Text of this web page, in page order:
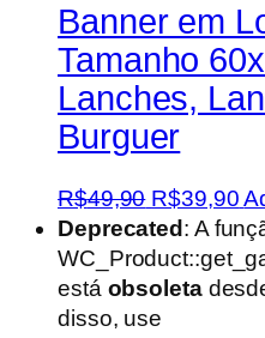
Banner em
Tamanho
Lanches,
Burguer
R$49,90 O
preço
original
era:
R$49,90.
R$39,90O
é:
Deprecated : A
está obsoleta
disso, use